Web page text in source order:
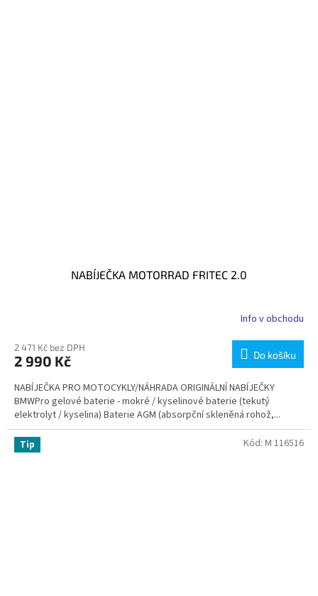
NABÍJEČKA MOTORRAD FRITEC 2.0
Info v obchodu
2 471 Kč bez DPH
2 990 Kč Do košíku
NABÍJEČKA PRO MOTOCYKLY/NÁHRADA ORIGINÁLNÍ NABÍJEČKY
BMWPro gelové baterie - mokré / kyselinové baterie (tekutý
elektrolyt / kyselina) Baterie AGM (absorpční skleněná rohož,...
Tip Kód: M 116516